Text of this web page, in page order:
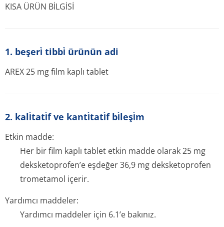
KISA ÜRÜN BİLGİSİ
1. beşeri̇ tibbi̇ ürünün adi
AREX 25 mg film kaplı tablet
2. kali̇tati̇f ve kanti̇tati̇f bi̇leşi̇m
Etkin madde:
Her bir film kaplı tablet etkin madde olarak 25 mg
deksketoprofen’e eşdeğer 36,9 mg deksketoprofen
trometamol içerir.
Yardımcı maddeler:
Yardımcı maddeler için 6.1’e bakınız.